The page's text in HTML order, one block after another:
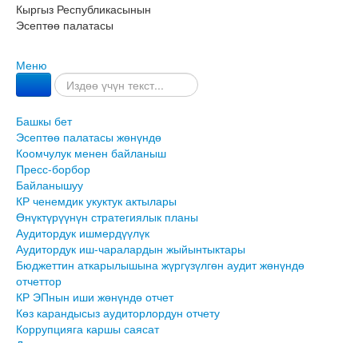
Кыргыз Республикасынын
Эсептөө палатасы
Меню
Башкы бет
Эсептөө палатасы жөнүндө
Коомчулук менен байланыш
Пресс-борбор
Байланышуу
КР ченемдик укуктук актылары
Өнүктүрүүнүн стратегиялык планы
Аудитордук ишмердүүлүк
Аудитордук иш-чаралардын жыйынтыктары
Бюджеттин аткарылышына жүргүзүлгөн аудит жөнүндө
отчеттор
КР ЭПнын иши жөнүндө отчет
Көз карандысыз аудиторлордун отчету
Коррупцияга каршы саясат